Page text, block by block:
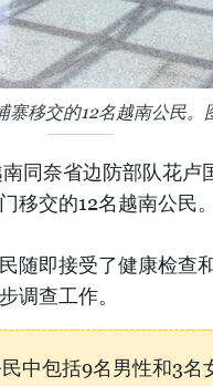
寨移交的12名越南公民。
同奈省边防部队花卢
移交的12名越南公民。
随即接受了健康检查
调查工作。
中包括9名男性和3